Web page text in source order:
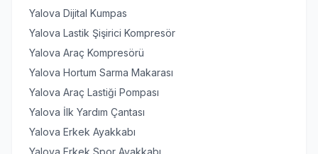
Yalova Dijital Kumpas
Yalova Lastik Şişirici Kompresör
Yalova Araç Kompresörü
Yalova Hortum Sarma Makarası
Yalova Araç Lastiği Pompası
Yalova İlk Yardım Çantası
Yalova Erkek Ayakkabı
Yalova Erkek Spor Ayakkabı